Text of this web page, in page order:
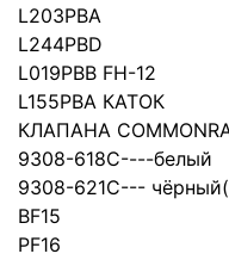
L203PBA
L244PBD
L019PBB FH-12
L155PBA КАТОК
КЛАПАНА
9308-618С----белый
9308-621C---
BF15
PF16